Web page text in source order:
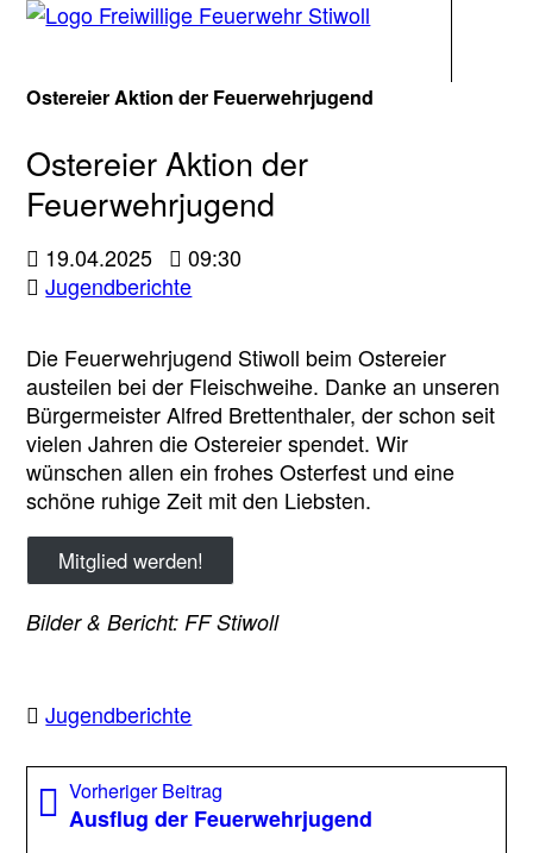
Ostereier Aktion der Feuerwehrjugend
Ostereier Aktion der
Feuerwehrjugend
19.04.2025
09:30
Jugendberichte
Die Feuerwehrjugend Stiwoll beim Ostereier
austeilen bei der Fleischweihe. Danke an unseren
Bürgermeister Alfred Brettenthaler, der schon seit
vielen Jahren die Ostereier spendet. Wir
wünschen allen ein frohes Osterfest und eine
schöne ruhige Zeit mit den Liebsten.
Mitglied werden!
Bilder & Bericht: FF Stiwoll
Jugendberichte
Beitragsnavigation
Vorheriger Beitrag
Beitrag:
Ausflug der Feuerwehrjugend